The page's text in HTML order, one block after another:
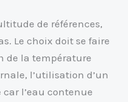
de références,
Le choix doit se faire
de la température
l’utilisation d’un
l’eau contenue